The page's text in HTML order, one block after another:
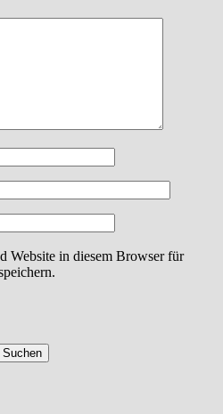
Website in diesem Browser für
Suchen